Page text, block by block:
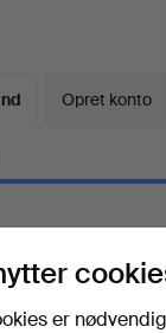
Opret konto
er